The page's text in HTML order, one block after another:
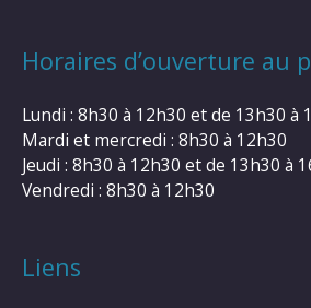
Horaires d’ouverture au
Lundi : 8h30 à 12h30 et de 13h30 à
Mardi et mercredi : 8h30 à 12h30
Jeudi : 8h30 à 12h30 et de 13h30 à
Vendredi : 8h30 à 12h30
Liens